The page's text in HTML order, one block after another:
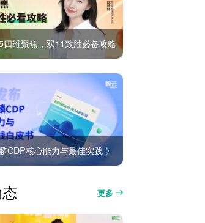
四维聚焦，双11致胜必备攻略
CDP核心能力与最佳实践 》
更多